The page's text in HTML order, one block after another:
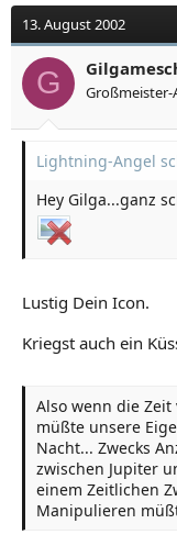
13. August 2002
G
Lightning-Angel
Hey Gilga...ganz
Lustig Dein Icon.
Kriegst auch ein
Also wenn die
müßte unsere
Nacht... Zwecks
zwischen Jupiter
einem Zeitlichen
Manipulieren